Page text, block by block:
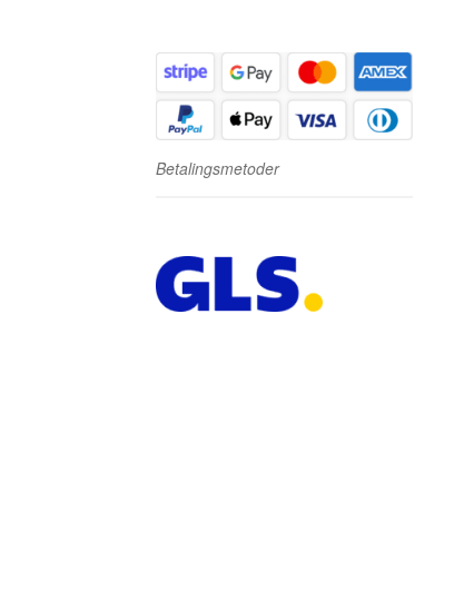
Betalingsmetoder